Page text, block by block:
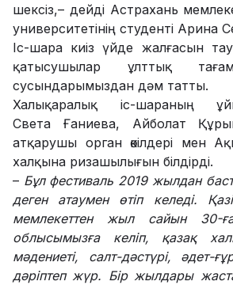
шексіз,– дейді Астрахань
университетінің студенті Арина
Іс-шара киіз үйде жалғасын
қатысушылар ұлттық
сусындарымыздан дәм татты.
Халықаралық іс-шараның
Света Ғаниева, Айболат
атқарушы орган өкілдері мен
халқына ризашылығын білдірді.
– Бұл фестиваль 2019 жылдан
деген атаумен өтіп келеді.
мемлекеттен жыл сайын 30-
облысымызға келіп, қазақ
мәдениеті, салт-дәстүрі, әдет-
дәріптеп жүр. Бір жылдары